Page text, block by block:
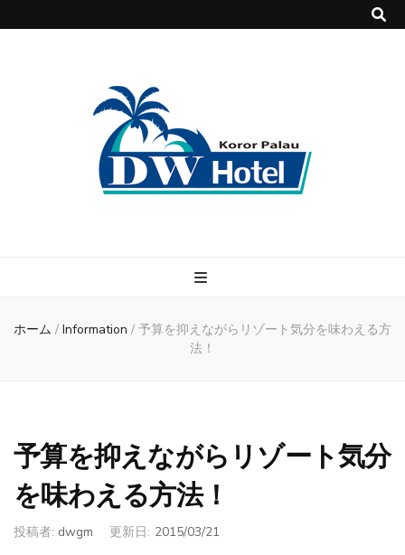
ホーム / Information / 予算を抑えながらリゾート気分を味わえる方
法！
予算を抑えながらリゾート気分
を味わえる方法！
投稿者: dwgm 更新日: 2015/03/21